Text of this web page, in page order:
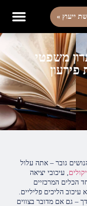
ייעוץ »
משפטי
גובר – אתה עלול
, עיכובי יציאה
הכלים המרכזיים
עיכוב הליכים פליליים.
– גם אם מדובר בצווים